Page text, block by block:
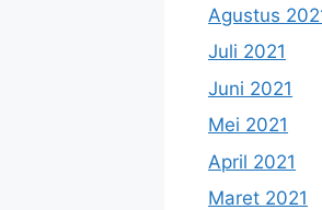
Agustus
Juli 2021
Juni 2021
Mei 2021
April 2021
Maret 2021